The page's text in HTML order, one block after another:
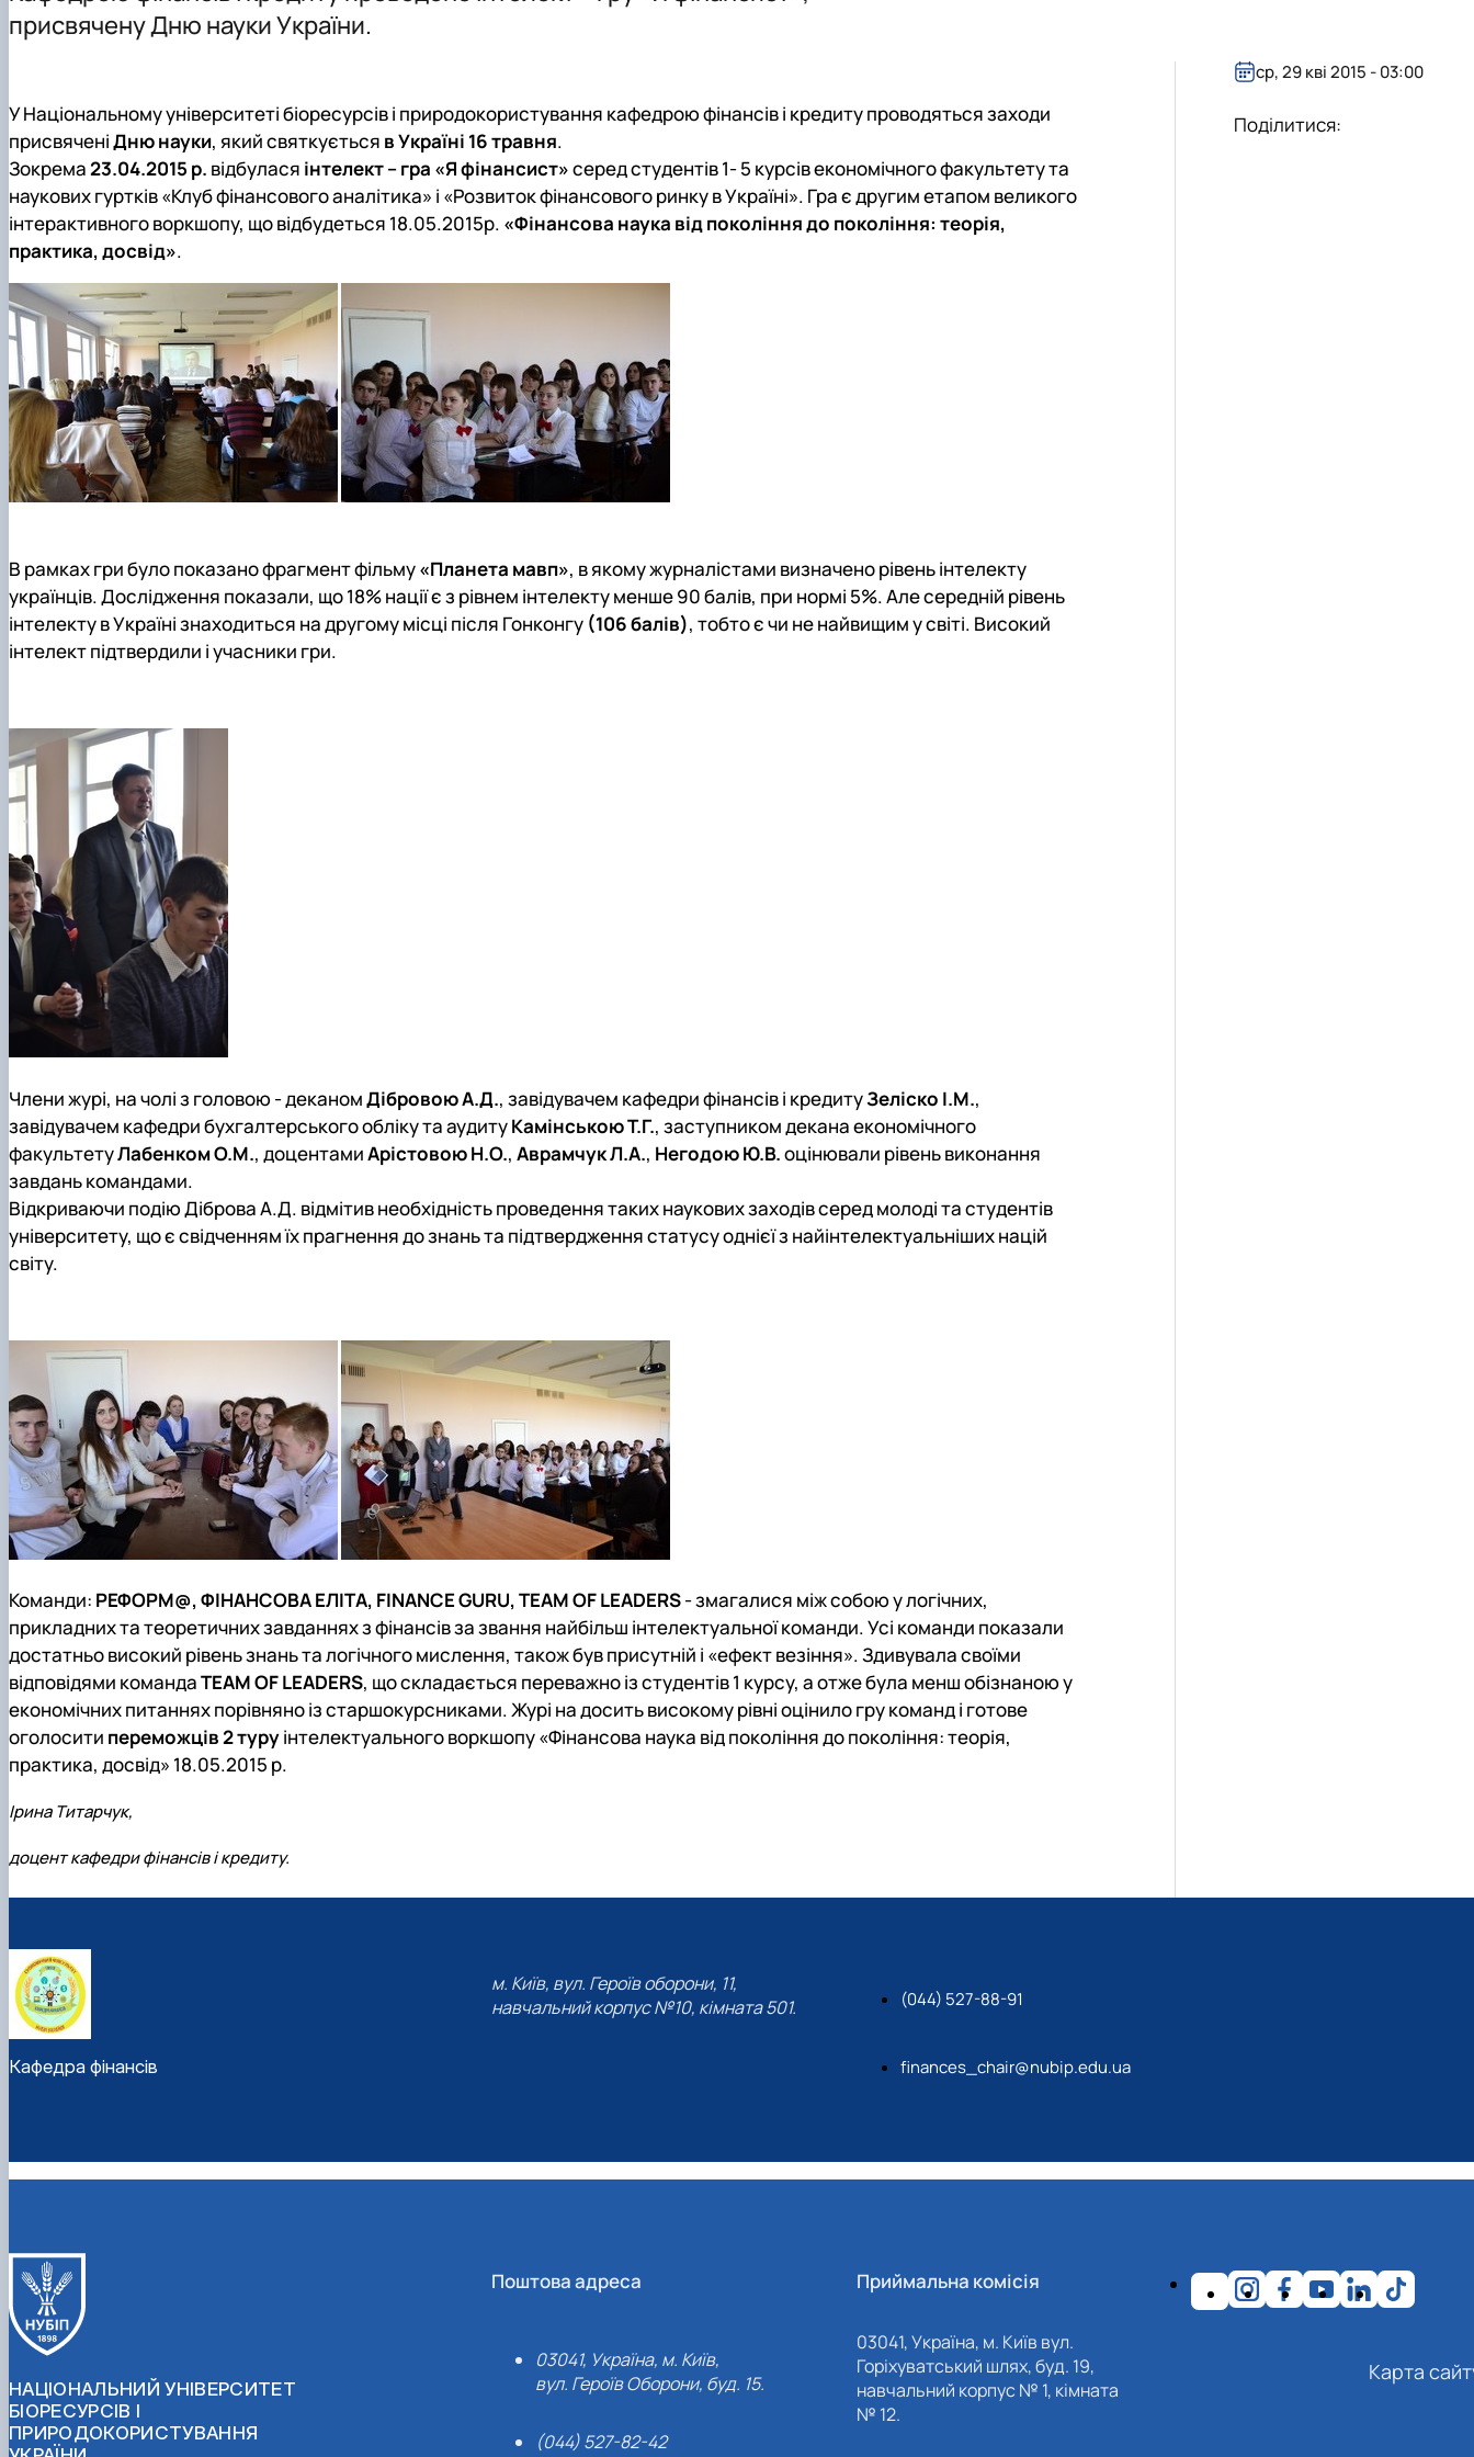
План роботи
Офіційні документи
ОС PhD
Тематика магістерських робіт
Вимоги до оформлення магістерських робіт
Накази на практику та бази практики
Академічна доброчесність
Скринька довіри
ОС PhD ОНП "Фінанси, банківська справа, страхування та фондовий ринок"
Події
Науковий гурток "Фінансист"
Події
Сторінка аспіранта
присвячену Дню науки України.
У Національному університеті біоресурсів і природокористування кафедрою фінансів і кредиту проводяться заходи
присвяченіДню науки, який святкується в Україні 16 травня.
Зокрема23.04.2015 р. відбулася інтелект – гра «Я фінансист»серед студентів 1- 5 курсів економічного факультету та
наукових гуртків «Клуб фінансового аналітика» і «Розвиток фінансового ринку в Україні». Гра є другим етапом великого
інтерактивного воркшопу, що відбудеться 18.05.2015р. «Фінансова наука від покоління до покоління: теорія,
практика, досвід».
В рамках гри було показано фрагмент фільму«Планета мавп», вякому журналістами визначено рівень інтелекту
українців. Дослідження показали, що 18% нації є з рівнем інтелекту менше 90 балів, при нормі 5%. Але середній рівень
інтелекту в Україні знаходиться на другому місці після Гонконгу (106 балів), тобто є чи не найвищим у світі. Високий
інтелект підтвердили і учасники гри.
Члени журі, на чолі з головою - деканомДібровою А.Д., завідувачем кафедри фінансів і кредитуЗеліско І.М.,
завідувачем кафедри бухгалтерського обліку та аудитуКамінською Т.Г., заступником декана економічного
факультетуЛабенком О.М., доцентамиАрістовою Н.О., Аврамчук Л.А., Негодою Ю.В.оцінювали рівень виконання
завдань командами.
Відкриваючи подію Діброва А.Д. відмітив необхідність проведення таких наукових заходів серед молоді та студентів
університету, що є свідченням їх прагнення до знань та підтвердження статусу однієї з найінтелектуальніших націй
світу.
Команди: РЕФОРМ@, ФІНАНСОВА ЕЛІТА, FINANCE GURU, TEAM OF LEADERS- змагалися між собою у логічних,
прикладних та теоретичних завданнях з фінансів за звання найбільш інтелектуальної команди. Усі команди показали
достатньо високий рівень знань та логічного мислення, також був присутній і «ефект везіння». Здивувала своїми
відповідями командаTEAM OF LEADERS, що складається переважно із студентів 1 курсу, а отже була менш обізнаною у
економічних питаннях порівняно із старшокурсниками. Журі на досить високому рівні оцінило гру команд і готове
оголосити переможців 2 туруінтелектуального воркшопу «Фінансова наука від покоління до покоління: теорія,
практика, досвід» 18.05.2015 р.
Ірина Титарчук,
доцент кафедри фінансів і кредиту.
ср, 29 кві 2015 - 03:00
Поділитися:
Кафедра фінансів
м. Київ, вул. Героїв оборони, 11,
навчальний корпус №10, кімната 501.
(044) 527-88-91
finances_chair@nubip.edu.ua
НАЦІОНАЛЬНИЙ УНІВЕРСИТЕТ
БІОРЕСУРСІВ І
ПРИРОДОКОРИСТУВАННЯ
Поштова адреса
03041, Україна, м. Київ,
вул. Героїв Оборони, буд. 15.
(044) 527-82-42
Приймальна комісія
03041, Україна, м. Київ вул.
Горіхуватський шлях, буд. 19,
навчальний корпус № 1, кімната
№ 12.
Карта